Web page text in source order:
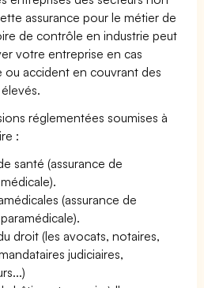
assurance pour le métier de
de contrôle en industrie peut
votre entreprise en cas
ou accident en couvrant des
réglementées soumises à
:
santé (assurance de
(assurance de
droit (les avocats, notaires,
judiciaires,